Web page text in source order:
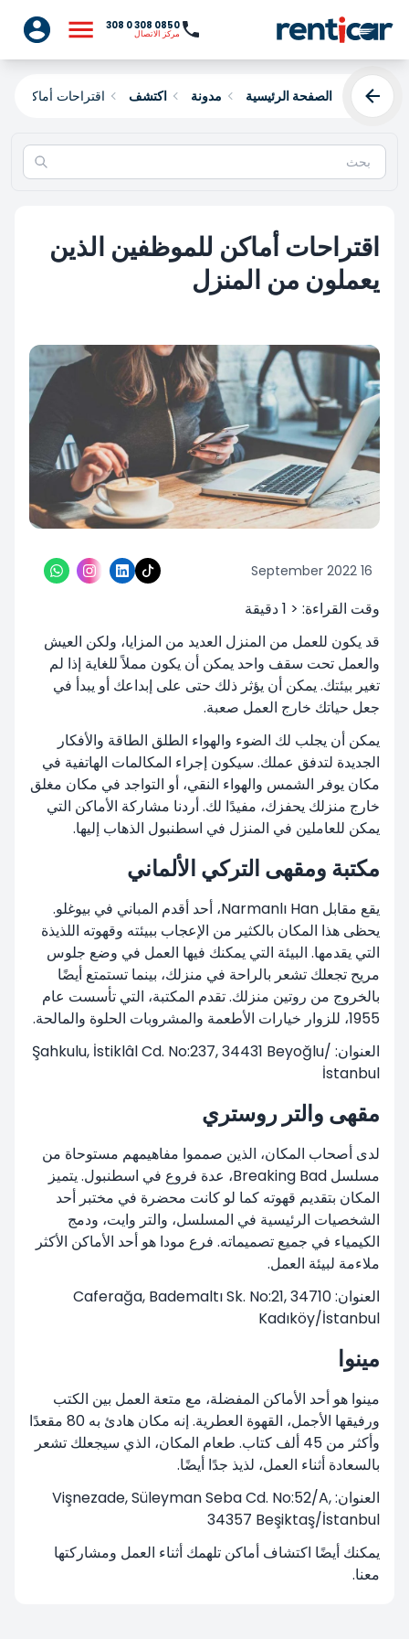
0850 308 0 308
مركز الاتصال
الصفحة الرئيسية مدونة اكتشف اقتراحات أماكن
اقتراحات أماكن للموظفين الذين
يعملون من المنزل
16 September 2022
وقت القراءة: < 1
دقيقة
قد يكون للعمل من المنزل العديد من المزايا، ولكن العيش
والعمل تحت سقف واحد يمكن أن يكون مملاً للغاية إذا لم
تغير بيئتك. يمكن أن يؤثر ذلك حتى على إبداعك أو يبدأ في
جعل حياتك خارج العمل صعبة.
يمكن أن يجلب لك الضوء والهواء الطلق الطاقة والأفكار
الجديدة لتدفق عملك. سيكون إجراء المكالمات الهاتفية في
مكان يوفر الشمس والهواء النقي، أو التواجد في مكان مغلق
خارج منزلك يحفزك، مفيدًا لك. أردنا مشاركة الأماكن التي
يمكن للعاملين في المنزل في اسطنبول الذهاب إليها.
مكتبة ومقهى التركي الألماني
يقع مقابل Narmanlı Han، أحد أقدم المباني في بيوغلو.
يحظى هذا المكان بالكثير من الإعجاب ببيئته وقهوته اللذيذة
التي يقدمها. البيئة التي يمكنك فيها العمل في وضع جلوس
مريح تجعلك تشعر بالراحة في منزلك، بينما تستمتع أيضًا
بالخروج من روتين منزلك. تقدم المكتبة، التي تأسست عام
1955، للزوار خيارات الأطعمة والمشروبات الحلوة والمالحة.
العنوان: Şahkulu, İstiklâl Cd. No:237, 34431 Beyoğlu/
İstanbul
مقهى والتر روستري
لدى أصحاب المكان، الذين صمموا مفاهيمهم مستوحاة من
مسلسل Breaking Bad، عدة فروع في اسطنبول. يتميز
المكان بتقديم قهوته كما لو كانت محضرة في مختبر أحد
الشخصيات الرئيسية في المسلسل، والتر وايت، ودمج
الكيمياء في جميع تصميماته. فرع مودا هو أحد الأماكن الأكثر
ملاءمة لبيئة العمل.
العنوان: Caferağa, Bademaltı Sk. No:21, 34710
Kadıköy/İstanbul
مينوا
مينوا هو أحد الأماكن المفضلة، مع متعة العمل بين الكتب
ورفيقها الأجمل، القهوة العطرية. إنه مكان هادئ به 80 مقعدًا
وأكثر من 45 ألف كتاب. طعام المكان، الذي سيجعلك تشعر
بالسعادة أثناء العمل، لذيذ جدًا أيضًا.
العنوان: Vişnezade, Süleyman Seba Cd. No:52/A,
34357 Beşiktaş/İstanbul
يمكنك أيضًا اكتشاف أماكن تلهمك أثناء العمل ومشاركتها
معنا.